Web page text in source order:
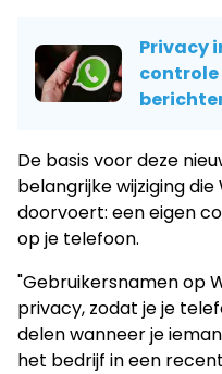
Privacy
controle
De basis voor deze
belangrijke wijziging
doorvoert: een eigen
op je telefoon.
"Gebruikersnamen op
privacy, zodat je je
delen wanneer je
het bedrijf in een